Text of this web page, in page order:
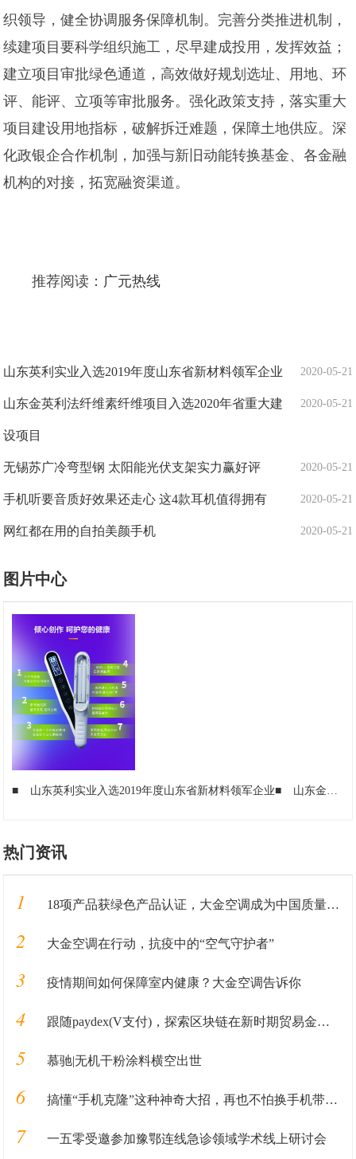
织领导，健全协调服务保障机制。完善分类推进机制，
续建项目要科学组织施工，尽早建成投用，发挥效益；
建立项目审批绿色通道，高效做好规划选址、用地、环
评、能评、立项等审批服务。强化政策支持，落实重大
项目建设用地指标，破解拆迁难题，保障土地供应。深
化政银企合作机制，加强与新旧动能转换基金、各金融
机构的对接，拓宽融资渠道。
推荐阅读： 广元热线
2020-05-21
山东英利实业入选2019年度山东省新材料领军企业
2020-05-21
山东金英利法纤维素纤维项目入选2020年省重大建
设项目
2020-05-21
无锡苏广冷弯型钢 太阳能光伏支架实力赢好评
2020-05-21
手机听要音质好效果还走心 这4款耳机值得拥有
2020-05-21
网红都在用的自拍美颜手机
图片中心
■ 山东英利实业入选2019年度山东省新材料领军企业■ 山东金英利法纤维素纤维项目入选2020年省重大建设项目
热门资讯
1 18项产品获绿色产品认证，大金空调成为中国质量认证中心“绿色产品首批获证企业”
2 大金空调在行动，抗疫中的“空气守护者”
3 疫情期间如何保障室内健康？大金空调告诉你
4 跟随paydex(V支付)，探索区块链在新时期贸易金融业务中的应用
5 慕驰|无机干粉涂料横空出世
6 搞懂“手机克隆”这种神奇大招，再也不怕换手机带来的数据丢失
7 一五零受邀参加豫鄂连线急诊领域学术线上研讨会